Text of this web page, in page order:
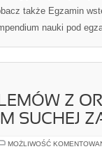
także Egzamin
nauki pod
Z
SUCHEJ
MOŻLIWOŚĆ